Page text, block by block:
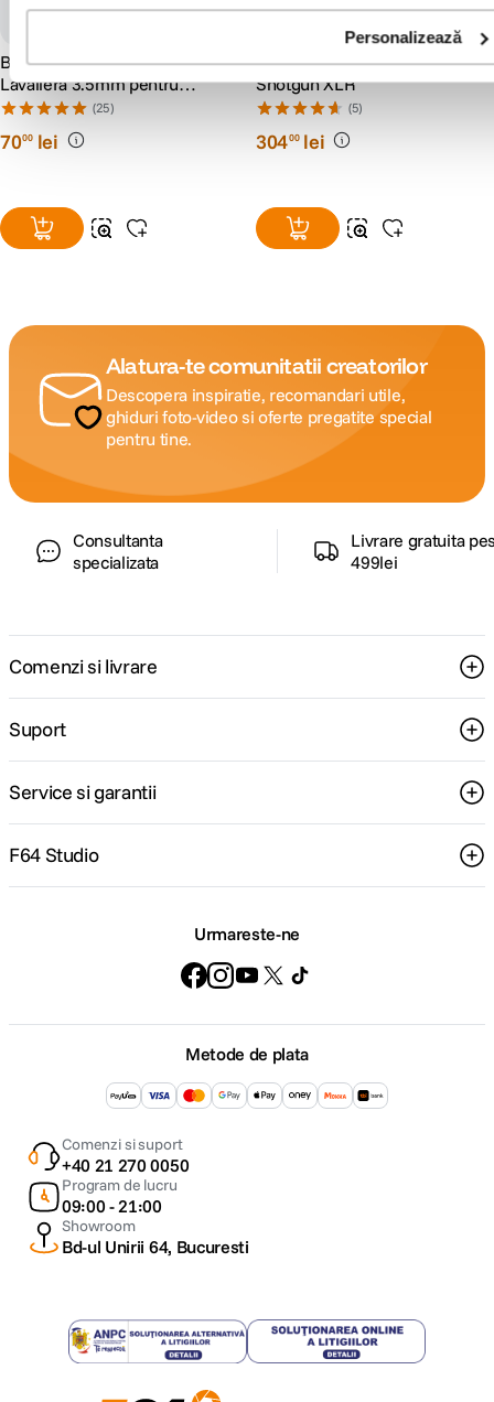
Personalizează
Boya BY-M1 Microfon
Lavaliera 3.5mm pentru
Smartphone si Camera
(25)
7000 lei
Boya BY-BM6060 Microfon
Shotgun XLR
(5)
30400 lei
Alatura-te comunitatii creatorilor
Descopera inspiratie, recomandari utile,
ghiduri foto-video si oferte pregatite special
pentru tine.
Consultanta
specializata
Livrare gratuita
499lei
Comenzi si livrare
Suport
Service si garantii
F64 Studio
Urmareste-ne
Metode de plata
Comenzi si suport
+40 21 270 0050
Program de lucru
09:00 - 21:00
Showroom
Bd-ul Unirii 64, Bucuresti